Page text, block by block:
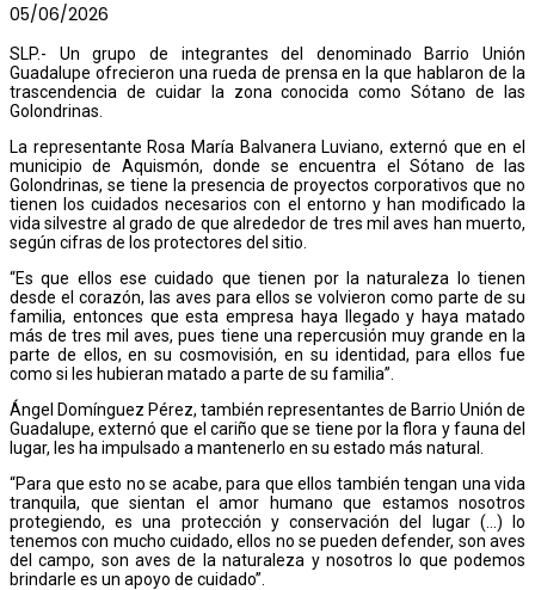
05/06/2026
SLP.- Un grupo de integrantes del denominado Barrio Unión
Guadalupe ofrecieron una rueda de prensa en la que hablaron de la
trascendencia de cuidar la zona conocida como Sótano de las
Golondrinas.
La representante Rosa María Balvanera Luviano, externó que en el
municipio de Aquismón, donde se encuentra el Sótano de las
Golondrinas, se tiene la presencia de proyectos corporativos que no
tienen los cuidados necesarios con el entorno y han modificado la
vida silvestre al grado de que alrededor de tres mil aves han muerto,
según cifras de los protectores del sitio.
“Es que ellos ese cuidado que tienen por la naturaleza lo tienen
desde el corazón, las aves para ellos se volvieron como parte de su
familia, entonces que esta empresa haya llegado y haya matado
más de tres mil aves, pues tiene una repercusión muy grande en la
parte de ellos, en su cosmovisión, en su identidad, para ellos fue
como si les hubieran matado a parte de su familia”.
Ángel Domínguez Pérez, también representantes de Barrio Unión de
Guadalupe, externó que el cariño que se tiene por la flora y fauna del
lugar, les ha impulsado a mantenerlo en su estado más natural.
“Para que esto no se acabe, para que ellos también tengan una vida
tranquila, que sientan el amor humano que estamos nosotros
protegiendo, es una protección y conservación del lugar (…) lo
tenemos con mucho cuidado, ellos no se pueden defender, son aves
del campo, son aves de la naturaleza y nosotros lo que podemos
brindarle es un apoyo de cuidado”.